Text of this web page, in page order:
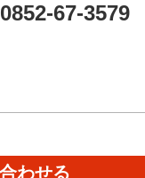
0852-67-3579